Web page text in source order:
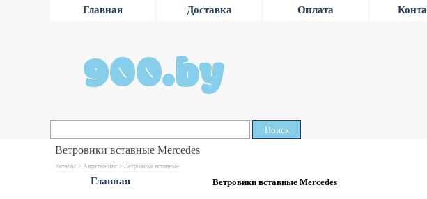
Главная Доставка Оплата
900.by
Поиск
Ветровики вставные Mercedes
Каталог >Автотюнинг > Ветровики вставные
Главная Ветровики вставные Mercedes